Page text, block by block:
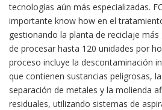
tecnologías aún más especializadas.
importante know how en el
gestionando la planta de reciclaje
de procesar hasta 120 unidades por
proceso incluye la descontaminación
que contienen sustancias peligrosas,
separación de metales y la molienda
residuales, utilizando sistemas de